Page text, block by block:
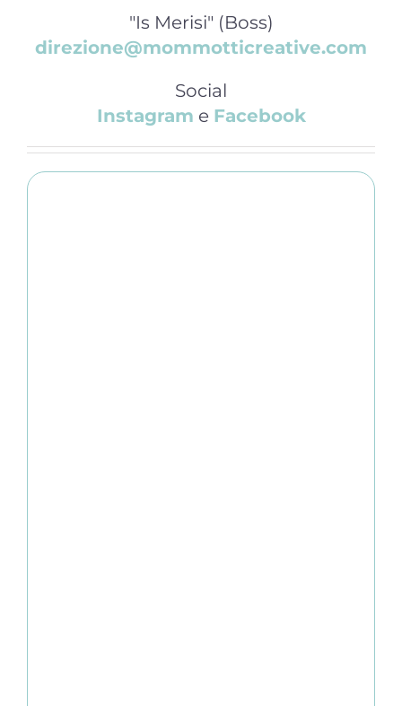
"Is Merisi" (Boss)
direzione@mommotticreative.com
Social
Instagram e Facebook